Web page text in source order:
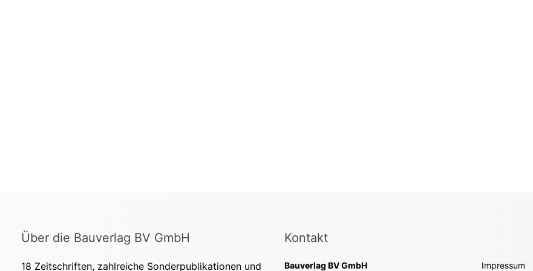
Über die Bauverlag BV GmbH
18 Zeitschriften, zahlreiche Sonderpublikationen und
Kontakt
Bauverlag BV GmbH Impressum